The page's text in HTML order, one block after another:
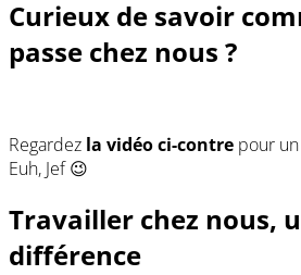
Curieux de savoir
passe chez nous ?
Regardez la vidéo ci-contre pour
Euh, Jef 😉
Travailler chez nous,
différence